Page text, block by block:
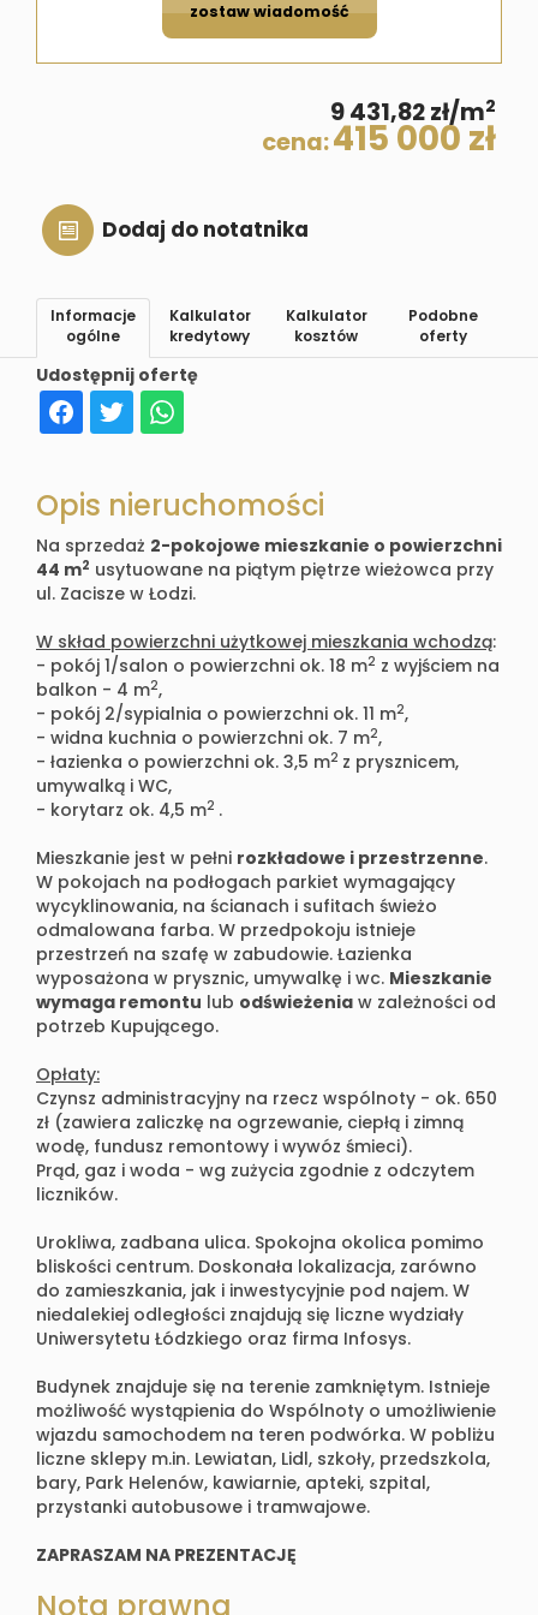
zostaw wiadomość
9 431,82 zł/m2
cena:415 000 zł
Dodaj do notatnika
Udostępnij ofertę
Informacje
ogólne
Kalkulator
kredytowy
Kalkulator
kosztów
Podobne
oferty
Opis nieruchomości
Na sprzedaż 2-pokojowe mieszkanie o powierzchni
44 m2 usytuowane na piątym piętrze wieżowca przy
ul. Zacisze w Łodzi.
W skład powierzchni użytkowej mieszkania wchodzą:
- pokój 1/salon o powierzchni ok. 18 m2 z wyjściem na
balkon - 4 m2,
- pokój 2/sypialnia o powierzchni ok. 11 m2,
- widna kuchnia o powierzchni ok. 7 m2,
- łazienka o powierzchni ok. 3,5 m2 z prysznicem,
umywalką i WC,
- korytarz ok. 4,5 m2 .
Mieszkanie jest w pełni rozkładowe i przestrzenne.
W pokojach na podłogach parkiet wymagający
wycyklinowania, na ścianach i sufitach świeżo
odmalowana farba. W przedpokoju istnieje
przestrzeń na szafę w zabudowie. Łazienka
wyposażona w prysznic, umywalkę i wc. Mieszkanie
wymaga remontu lub odświeżenia w zależności od
potrzeb Kupującego.
Opłaty:
Czynsz administracyjny na rzecz wspólnoty - ok. 650
zł (zawiera zaliczkę na ogrzewanie, ciepłą i zimną
wodę, fundusz remontowy i wywóz śmieci).
Prąd, gaz i woda - wg zużycia zgodnie z odczytem
liczników.
Urokliwa, zadbana ulica. Spokojna okolica pomimo
bliskości centrum. Doskonała lokalizacja, zarówno
do zamieszkania, jak i inwestycyjnie pod najem. W
niedalekiej odległości znajdują się liczne wydziały
Uniwersytetu Łódzkiego oraz firma Infosys.
Budynek znajduje się na terenie zamkniętym. Istnieje
możliwość wystąpienia do Wspólnoty o umożliwienie
wjazdu samochodem na teren podwórka. W pobliżu
liczne sklepy m.in. Lewiatan, Lidl, szkoły, przedszkola,
bary, Park Helenów, kawiarnie, apteki, szpital,
przystanki autobusowe i tramwajowe.
ZAPRASZAM NA PREZENTACJĘ
Nota prawna